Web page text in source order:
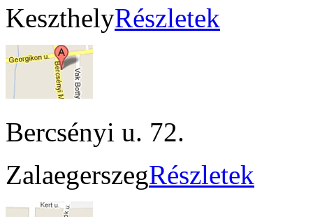
KeszthelyRészletek
Bercsényi u. 72.
ZalaegerszegRészletek